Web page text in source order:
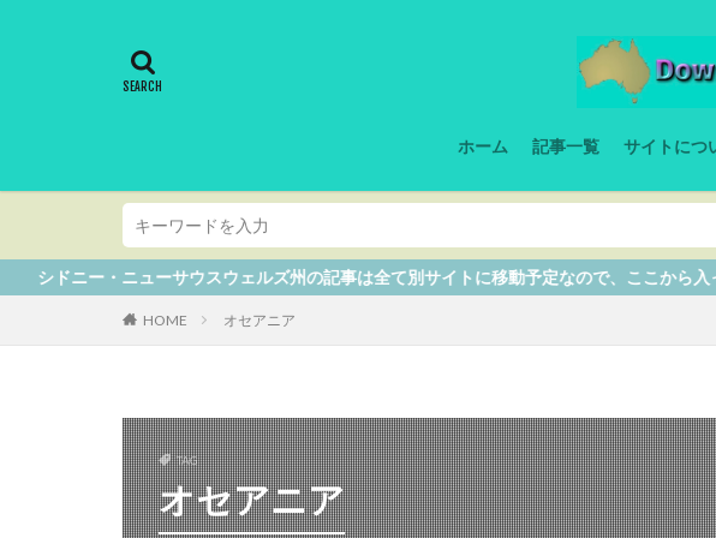
ホーム 記事一覧 サイトにつ
ニューサウスウェルズ州の記事は全て別サイトに移動予定なので、ここから入ってください
HOME オセアニア
TAG
オセアニア